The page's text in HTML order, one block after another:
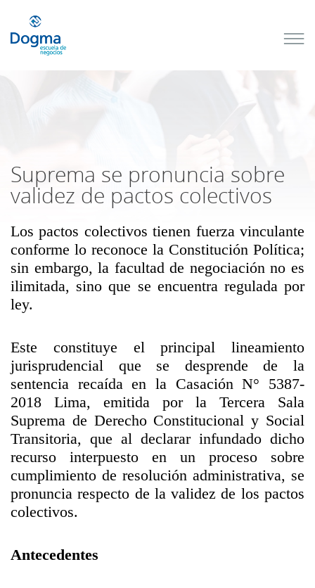
Suprema se pronuncia sobre
validez de pactos colectivos
Los pactos colectivos tienen fuerza vinculante
conforme lo reconoce la Constitución Política;
sin embargo, la facultad de negociación no es
ilimitada, sino que se encuentra regulada por
ley.
Este constituye el principal lineamiento
jurisprudencial que se desprende de la
sentencia recaída en la Casación N° 5387-
2018 Lima, emitida por la Tercera Sala
Suprema de Derecho Constitucional y Social
Transitoria, que al declarar infundado dicho
recurso interpuesto en un proceso sobre
cumplimiento de resolución administrativa, se
pronuncia respecto de la validez de los pactos
colectivos.
Antecedentes
próximos
Más Cursos